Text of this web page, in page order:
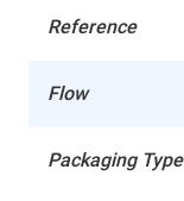
Reference
Flow
Packaging Type